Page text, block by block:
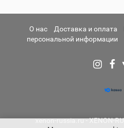
О нас Доставка и оплата
персональной информации
xenon-russia.ru - XENON-